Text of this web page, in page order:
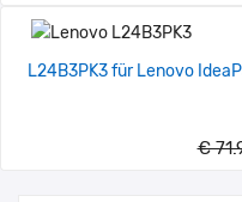
L24B3PK3 für Lenovo
€